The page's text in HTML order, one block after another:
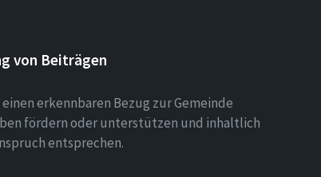
von Beiträgen
erkennbaren Bezug zur Gemeinde
fördern oder unterstützen und inhaltlich
entsprechen.